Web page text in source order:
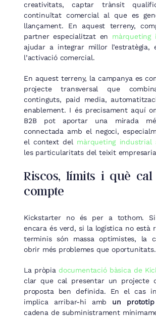
creativitats, captar trànsit
continuïtat comercial al que es
llançament. En aquest terreny,
partner especialitzat en màrqueting
ajudar a integrar millor l’estratègia,
l’activació comercial.
En aquest terreny, la campanya es
projecte transversal que
continguts, paid media,
enablement. I és precisament aquí
B2B pot aportar una mirada
connectada amb el negoci,
el context del màrqueting industrial
les particularitats del teixit
Riscos, límits i què
compte
Kickstarter no és per a tothom.
encara és verd, si la logística no està
terminis són massa optimistes, la
obrir més problemes que oportunitats.
La pròpia documentació bàsica de
clar que cal presentar un projecte
proposta ben definida. En el cas
implica arribar-hi amb un
cadena de subministrament